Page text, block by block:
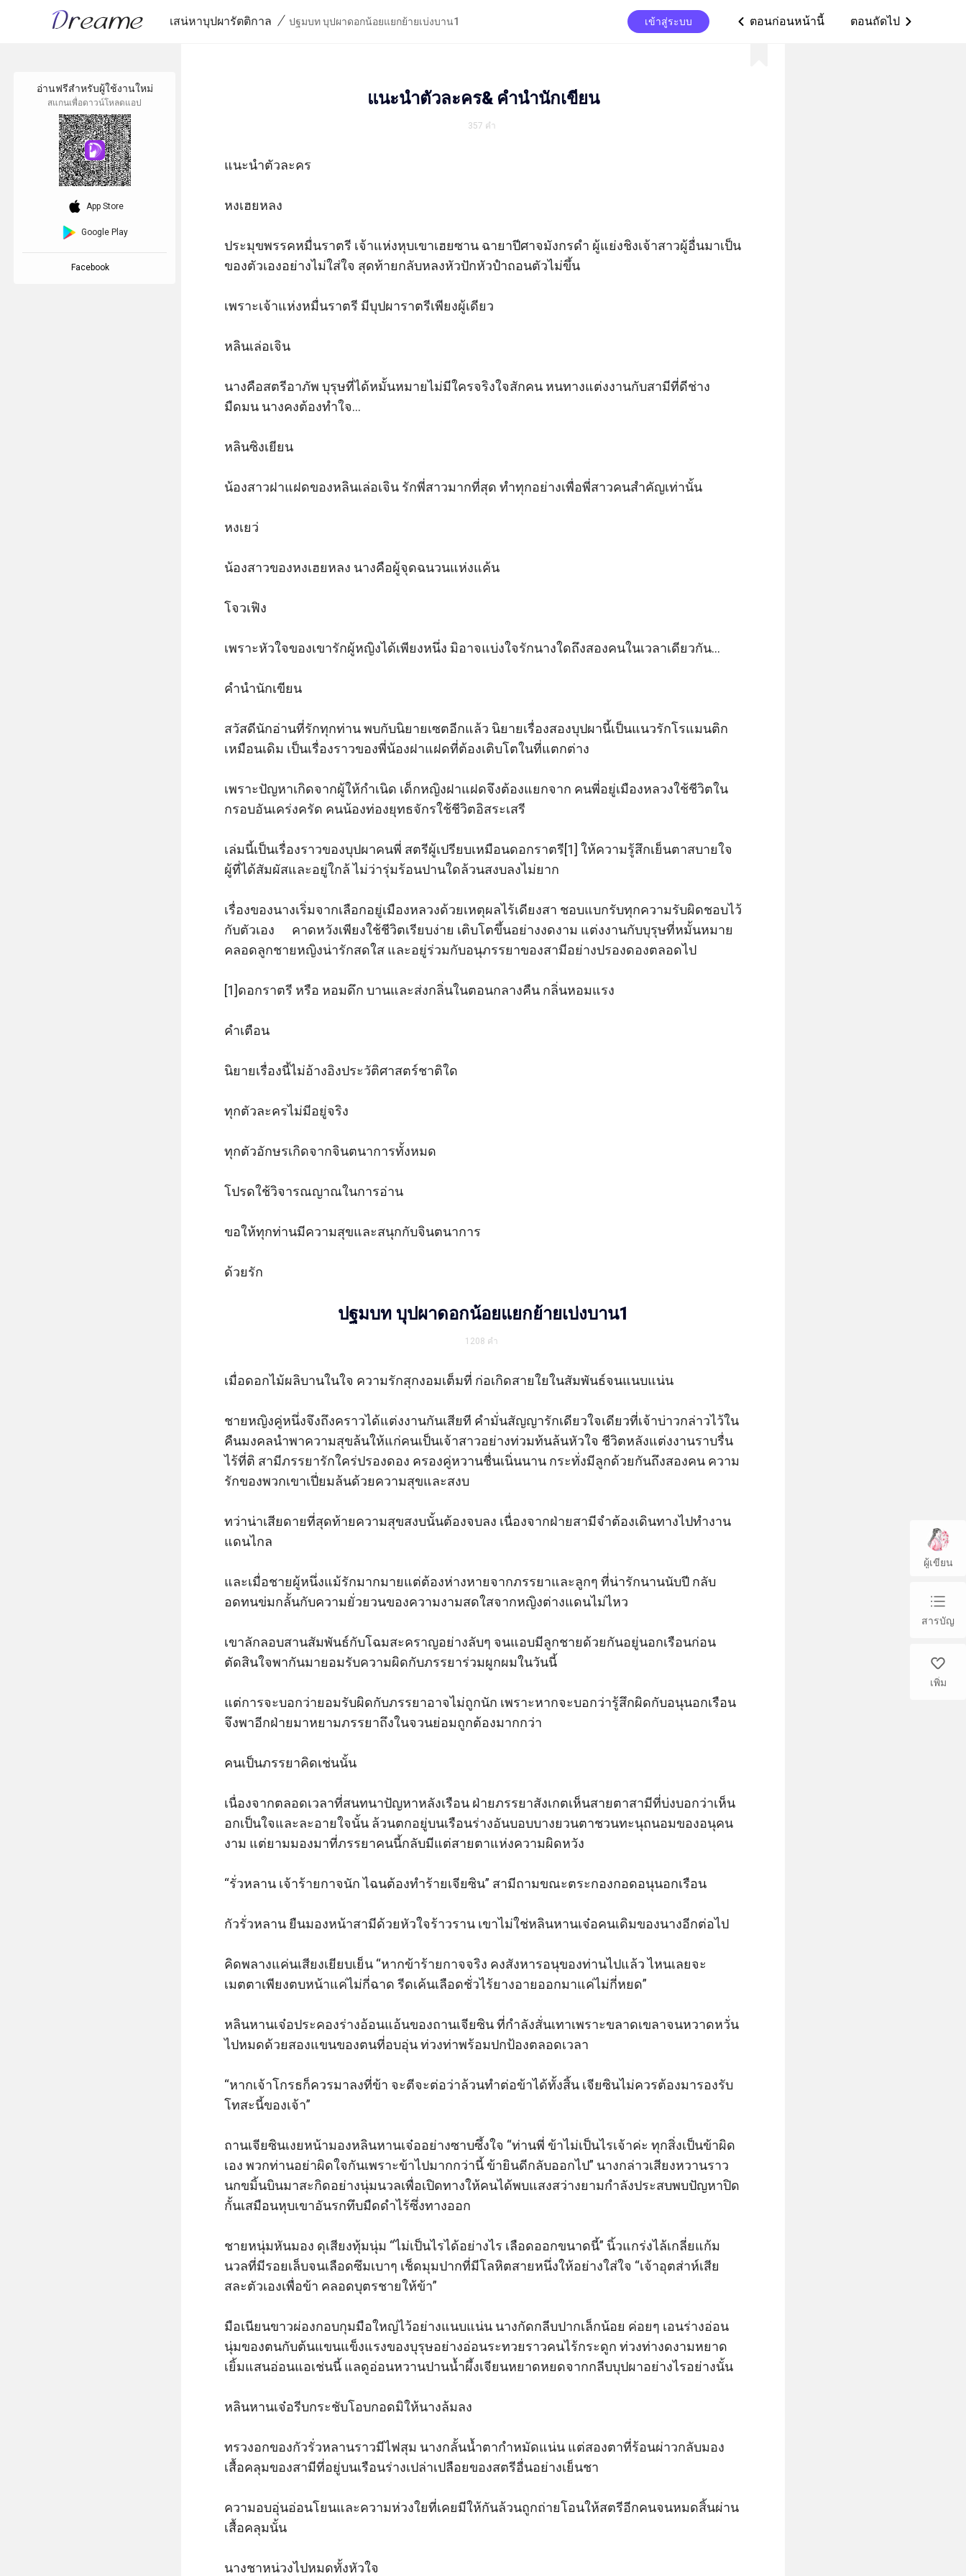
เสน่หาบุปผารัตติกาล / ปฐมบท บุปผาดอกน้อยแยกย้ายเบ่งบาน1 เข้าสู่ระบบ ic_arrow_left ตอนก่อนหน้านี้ ตอนถัดไป ic_arrow_right
แนะนำตัวละคร& คำนำนักเขียน
357 คำ
แนะนำตัวละคร
หงเฮยหลง
ประมุขพรรคหมื่นราตรี เจ้าแห่งหุบเขาเฮยซาน ฉายาปีศาจมังกรดำ ผู้แย่งชิงเจ้าสาวผู้อื่นมาเป็น
ของตัวเองอย่างไม่ใส่ใจ สุดท้ายกลับหลงหัวปักหัวปำถอนตัวไม่ขึ้น
เพราะเจ้าแห่งหมื่นราตรี มีบุปผาราตรีเพียงผู้เดียว
หลินเล่อเจิน
นางคือสตรีอาภัพ บุรุษที่ได้หมั้นหมายไม่มีใครจริงใจสักคน หนทางแต่งงานกับสามีที่ดีช่าง
มืดมน นางคงต้องทำใจ...
หลินซิงเยียน
น้องสาวฝาแฝดของหลินเล่อเจิน รักพี่สาวมากที่สุด ทำทุกอย่างเพื่อพี่สาวคนสำคัญเท่านั้น
หงเยว่
น้องสาวของหงเฮยหลง นางคือผู้จุดฉนวนแห่งแค้น
โจวเฟิง
เพราะหัวใจของเขารักผู้หญิงได้เพียงหนึ่ง มิอาจแบ่งใจรักนางใดถึงสองคนในเวลาเดียวกัน...
คำนำนักเขียน
สวัสดีนักอ่านที่รักทุกท่าน พบกับนิยายเซตอีกแล้ว นิยายเรื่องสองบุปผานี้เป็นแนวรักโรแมนติก
เหมือนเดิม เป็นเรื่องราวของพี่น้องฝาแฝดที่ต้องเติบโตในที่แตกต่าง
เพราะปัญหาเกิดจากผู้ให้กำเนิด เด็กหญิงฝาแฝดจึงต้องแยกจาก คนพี่อยู่เมืองหลวงใช้ชีวิตใน
กรอบอันเคร่งครัด คนน้องท่องยุทธจักรใช้ชีวิตอิสระเสรี
เล่มนี้เป็นเรื่องราวของบุปผาคนพี่ สตรีผู้เปรียบเหมือนดอกราตรี[1] ให้ความรู้สึกเย็นตาสบายใจ
ผู้ที่ได้สัมผัสและอยู่ใกล้ ไม่ว่ารุ่มร้อนปานใดล้วนสงบลงไม่ยาก
เรื่องของนางเริ่มจากเลือกอยู่เมืองหลวงด้วยเหตุผลไร้เดียงสา ชอบแบกรับทุกความรับผิดชอบไว้
กับตัวเอง      คาดหวังเพียงใช้ชีวิตเรียบง่าย เติบโตขึ้นอย่างงดงาม แต่งงานกับบุรุษที่หมั้นหมาย
คลอดลูกชายหญิงน่ารักสดใส และอยู่ร่วมกับอนุภรรยาของสามีอย่างปรองดองตลอดไป
[1]ดอกราตรี หรือ หอมดึก บานและส่งกลิ่นในตอนกลางคืน กลิ่นหอมแรง
คำเตือน
นิยายเรื่องนี้ไม่อ้างอิงประวัติศาสตร์ชาติใด
ทุกตัวละครไม่มีอยู่จริง
ทุกตัวอักษรเกิดจากจินตนาการทั้งหมด
โปรดใช้วิจารณญาณในการอ่าน
ขอให้ทุกท่านมีความสุขและสนุกกับจินตนาการ
ด้วยรัก
ปฐมบท บุปผาดอกน้อยแยกย้ายเบ่งบาน1
1208 คำ
เมื่อดอกไม้ผลิบานในใจ ความรักสุกงอมเต็มที่ ก่อเกิดสายใยในสัมพันธ์จนแนบแน่น
ชายหญิงคู่หนึ่งจึงถึงคราวได้แต่งงานกันเสียที คำมั่นสัญญารักเดียวใจเดียวที่เจ้าบ่าวกล่าวไว้ใน
คืนมงคลนำพาความสุขล้นให้แก่คนเป็นเจ้าสาวอย่างท่วมท้นล้นหัวใจ ชีวิตหลังแต่งงานราบรื่น
ไร้ที่ติ สามีภรรยารักใคร่ปรองดอง ครองคู่หวานชื่นเนิ่นนาน กระทั่งมีลูกด้วยกันถึงสองคน ความ
รักของพวกเขาเปี่ยมล้นด้วยความสุขและสงบ
ทว่าน่าเสียดายที่สุดท้ายความสุขสงบนั้นต้องจบลง เนื่องจากฝ่ายสามีจำต้องเดินทางไปทำงาน
แดนไกล
และเมื่อชายผู้หนึ่งแม้รักมากมายแต่ต้องห่างหายจากภรรยาและลูกๆ ที่น่ารักนานนับปี กลับ
อดทนข่มกลั้นกับความยั่วยวนของความงามสดใสจากหญิงต่างแดนไม่ไหว
เขาลักลอบสานสัมพันธ์กับโฉมสะคราญอย่างลับๆ จนแอบมีลูกชายด้วยกันอยู่นอกเรือนก่อน
ตัดสินใจพากันมายอมรับความผิดกับภรรยาร่วมผูกผมในวันนี้
แต่การจะบอกว่ายอมรับผิดกับภรรยาอาจไม่ถูกนัก เพราะหากจะบอกว่ารู้สึกผิดกับอนุนอกเรือน
จึงพาอีกฝ่ายมาหยามภรรยาถึงในจวนย่อมถูกต้องมากกว่า
คนเป็นภรรยาคิดเช่นนั้น
เนื่องจากตลอดเวลาที่สนทนาปัญหาหลังเรือน ฝ่ายภรรยาสังเกตเห็นสายตาสามีที่บ่งบอกว่าเห็น
อกเป็นใจและละอายใจนั้น ล้วนตกอยู่บนเรือนร่างอันบอบบางยวนตาชวนทะนุถนอมของอนุคน
งาม แต่ยามมองมาที่ภรรยาคนนี้กลับมีแต่สายตาแห่งความผิดหวัง
“รั่วหลาน เจ้าร้ายกาจนัก ไฉนต้องทำร้ายเจียซิน” สามีถามขณะตระกองกอดอนุนอกเรือน
กัวรั่วหลาน ยืนมองหน้าสามีด้วยหัวใจร้าวราน เขาไม่ใช่หลินหานเจ๋อคนเดิมของนางอีกต่อไป
คิดพลางแค่นเสียงเยียบเย็น “หากข้าร้ายกาจจริง คงสังหารอนุของท่านไปแล้ว ไหนเลยจะ
เมตตาเพียงตบหน้าแค่ไม่กี่ฉาด รีดเค้นเลือดชั่วไร้ยางอายออกมาแค่ไม่กี่หยด”
หลินหานเจ๋อประคองร่างอ้อนแอ้นของถานเจียซิน ที่กำลังสั่นเทาเพราะขลาดเขลาจนหวาดหวั่น
ไปหมดด้วยสองแขนของตนที่อบอุ่น ท่วงท่าพร้อมปกป้องตลอดเวลา
“หากเจ้าโกรธก็ควรมาลงที่ข้า จะตีจะต่อว่าล้วนทำต่อข้าได้ทั้งสิ้น เจียซินไม่ควรต้องมารองรับ
โทสะนี้ของเจ้า”
ถานเจียซินเงยหน้ามองหลินหานเจ๋ออย่างซาบซึ้งใจ “ท่านพี่ ข้าไม่เป็นไรเจ้าค่ะ ทุกสิ่งเป็นข้าผิด
เอง พวกท่านอย่าผิดใจกันเพราะข้าไปมากกว่านี้ ข้ายินดีกลับออกไป” นางกล่าวเสียงหวานราว
นกขมิ้นบินมาสะกิดอย่างนุ่มนวลเพื่อเปิดทางให้คนได้พบแสงสว่างยามกำลังประสบพบปัญหาปิด
กั้นเสมือนหุบเขาอันรกทึบมืดดำไร้ซึ่งทางออก
ชายหนุ่มหันมอง ดุเสียงทุ้มนุ่ม “ไม่เป็นไรได้อย่างไร เลือดออกขนาดนี้” นิ้วแกร่งไล้เกลี่ยแก้ม
นวลที่มีรอยเล็บจนเลือดซึมเบาๆ เช็ดมุมปากที่มีโลหิตสายหนึ่งให้อย่างใส่ใจ “เจ้าอุตส่าห์เสีย
สละตัวเองเพื่อข้า คลอดบุตรชายให้ข้า”
มือเนียนขาวผ่องกอบกุมมือใหญ่ไว้อย่างแนบแน่น นางกัดกลีบปากเล็กน้อย ค่อยๆ เอนร่างอ่อน
นุ่มของตนกับต้นแขนแข็งแรงของบุรุษอย่างอ่อนระทวยราวคนไร้กระดูก ท่วงท่างดงามหยาด
เยิ้มแสนอ่อนแอเช่นนี้ แลดูอ่อนหวานปานน้ำผึ้งเจียนหยาดหยดจากกลีบบุปผาอย่างไรอย่างนั้น
หลินหานเจ๋อรีบกระชับโอบกอดมิให้นางล้มลง
ทรวงอกของกัวรั่วหลานราวมีไฟสุม นางกลั้นน้ำตากำหมัดแน่น แต่สองตาที่ร้อนผ่าวกลับมอง
เสื้อคลุมของสามีที่อยู่บนเรือนร่างเปล่าเปลือยของสตรีอื่นอย่างเย็นชา
ความอบอุ่นอ่อนโยนและความห่วงใยที่เคยมีให้กันล้วนถูกถ่ายโอนให้สตรีอีกคนจนหมดสิ้นผ่าน
เสื้อคลุมนั้น
นางชาหน่วงไปหมดทั้งหัวใจ
อ่านฟรีสำหรับผู้ใช้งานใหม่
สแกนเพื่อดาวน์โหลดแอป
download_ios App Store
Google Play
Facebook
ผู้เขียน
chap_list
สารบัญ
like
เพิ่ม